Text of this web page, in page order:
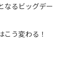
なるビッグデー
う変わる！